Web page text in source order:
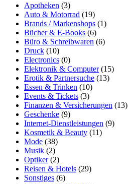
Apotheken (3)
Auto & Motorrad (19)
Brands / Markenshops (1)
Bücher & E-Books (6)
Büro & Schreibwaren (6)
Druck (10)
Electronics (0)
Elektronik & Computer(15)
Erotik & Partnersuche (13)
Essen & Trinken (10)
Events & Tickets (3)
Finanzen & Versicherungen (13)
Geschenke (9)
Internet-Dienstleistungen (9)
Kosmetik & Beauty (11)
Mode (38)
Musik (2)
Optiker(2)
Reisen & Hotels (29)
Sonstiges (6)